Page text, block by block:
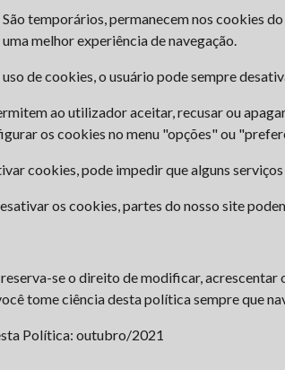
São temporários, permanecem nos cookies
melhor experiência de navegação.
de cookies, o usuário pode sempre
ao utilizador aceitar, recusar ou
os cookies no menu "opções" ou
cookies, pode impedir que alguns
os cookies, partes do nosso site
se o direito de modificar,
tome ciência desta política sempre que
Política: outubro/2021